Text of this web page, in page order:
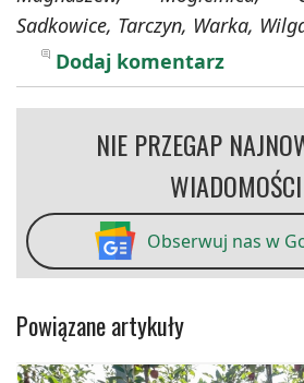
Sadkowice, Tarczyn, Warka,
Dodaj komentarz
NIE PRZEGAP
WIADOMOŚCI
Obserwuj nas w
Powiązane artykuły